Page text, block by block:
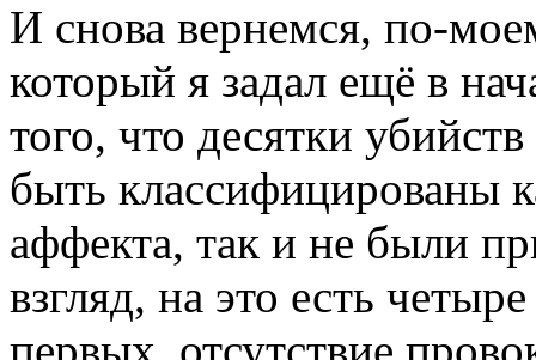
И снова вернемся, по-
который я задал ещё в
того, что десятки
быть классифицированы
аффекта, так и не были
взгляд, на это есть